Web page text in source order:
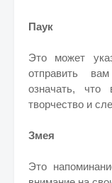
Паук
Это может
отправить
означать, что
творчество и
Змея
Это